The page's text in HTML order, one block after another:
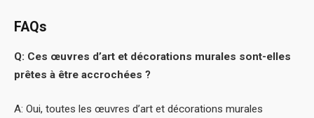
FAQs
Q: Ces œuvres d’art et décorations murales sont-elles
prêtes à être accrochées ?
A: Oui, toutes les œuvres d’art et décorations murales